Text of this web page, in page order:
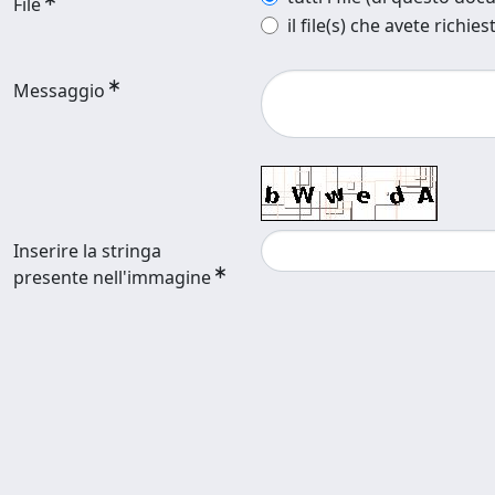
il file(s) che avete
Messaggio
Inserire la stringa
presente nell'immagine